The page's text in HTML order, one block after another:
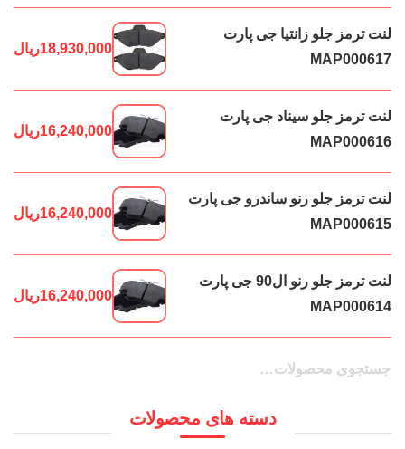
لنت ترمز جلو زانتیا جی پارت
MAP000617
18,930,000ریال
لنت ترمز جلو سیناد جی پارت
MAP000616
16,240,000ریال
لنت ترمز جلو رنو ساندرو جی پارت
MAP000615
16,240,000ریال
لنت ترمز جلو رنو ال90 جی پارت
MAP000614
16,240,000ریال
جستجو
جستجو
دسته های محصولات